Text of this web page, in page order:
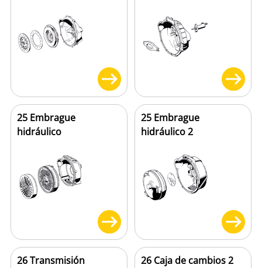
25 Embrague
hidráulico
25 Embrague
hidráulico 2
26 Transmisión 26 Caja de cambios 2